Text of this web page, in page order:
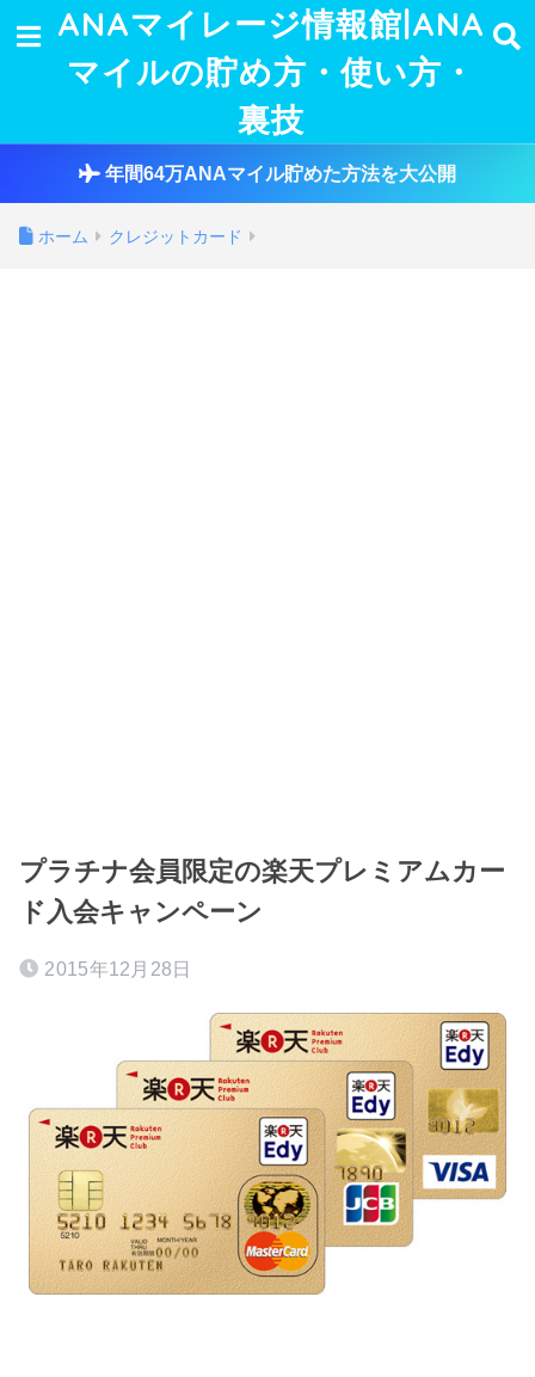
ANAマイレージ情報館|ANA
マイルの貯め方・使い方・
裏技
年間64万ANAマイル貯めた方法を大公開
ホーム クレジットカード
プラチナ会員限定の楽天プレミアムカー
ド入会キャンペーン
2015年12月28日